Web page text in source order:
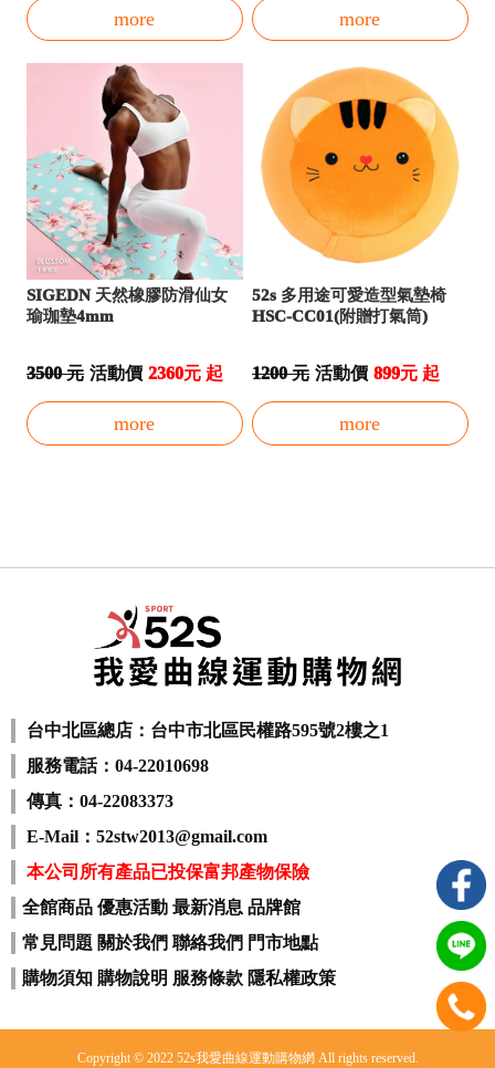
more more
SIGEDN 天然橡膠防滑仙女
瑜珈墊4mm
3500 元 活動價 2360元 起
more
52s 多用途可愛造型氣墊椅
HSC-CC01(附贈打氣筒)
1200 元 活動價 899元 起
more
台中北區總店：台中市北區民權路595號2樓之1
服務電話：04-22010698
傳真：04-22083373
E-Mail：52stw2013@gmail.com
本公司所有產品已投保富邦產物保險
全館商品 優惠活動 最新消息 品牌館
常見問題 關於我們 聯絡我們 門市地點
購物須知 購物說明 服務條款 隱私權政策
Copyright © 2022 52s我愛曲線運動購物網 All rights reserved.